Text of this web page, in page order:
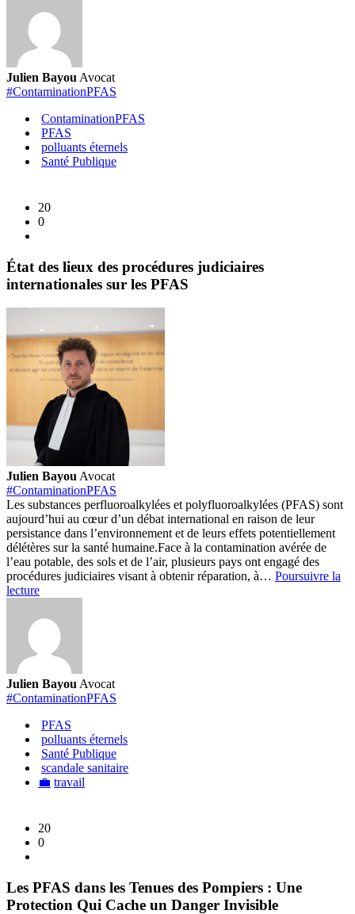
Julien Bayou Avocat
#ContaminationPFAS
ContaminationPFAS
PFAS
polluants éternels
Santé Publique
20
0
État des lieux des procédures judiciaires
internationales sur les PFAS
Julien Bayou Avocat
#ContaminationPFAS
Les substances perfluoroalkylées et polyfluoroalkylées (PFAS) sont
aujourd’hui au cœur d’un débat international en raison de leur
persistance dans l’environnement et de leurs effets potentiellement
délétères sur la santé humaine.Face à la contamination avérée de
l’eau potable, des sols et de l’air, plusieurs pays ont engagé des
procédures judiciaires visant à obtenir réparation, à… Poursuivre la
lectureÉtat
lieux
procédures
judiciaires
internationales
sur
les
PFAS
Julien Bayou Avocat
#ContaminationPFAS
PFAS
polluants éternels
Santé Publique
scandale sanitaire
💼 travail
20
0
Les PFAS dans les Tenues des Pompiers : Une
Protection Qui Cache un Danger Invisible